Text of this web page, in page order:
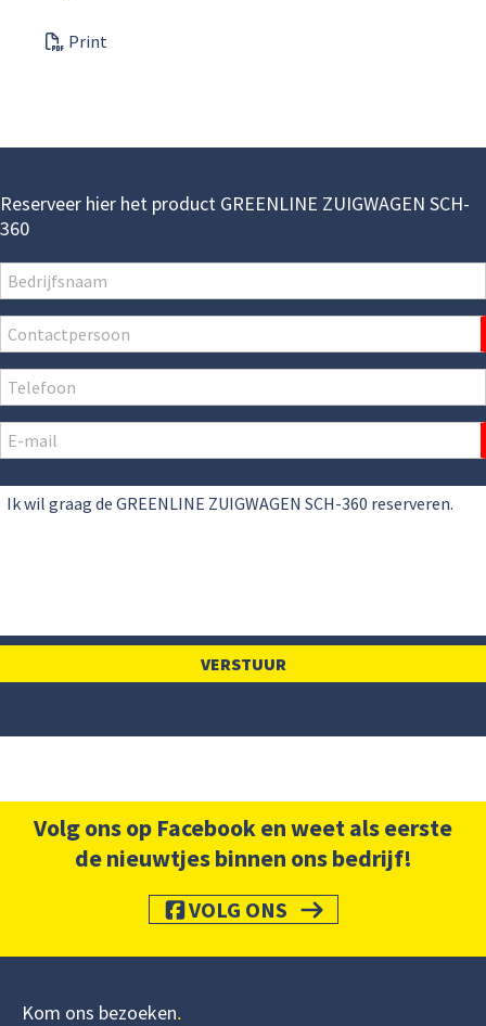
Print
Reserveer hier het product GREENLINE ZUIGWAGEN SCH-
360
Volg ons op Facebook en weet als eerste
de nieuwtjes binnen ons bedrijf!
VOLG ONS
Kom ons bezoeken